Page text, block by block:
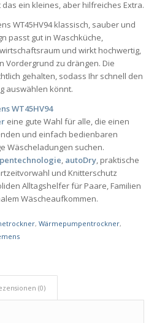
ein kleines, aber hilfreiches Extra.
WT45HV94 klassisch, sauber und
passt gut in Waschküche,
und wirkt hochwertig,
Vordergrund zu drängen. Die
gehalten, sodass Ihr schnell den
auswählen könnt.
WT45HV94
eine gute Wahl für alle, die einen
und einfach bedienbaren
Wäscheladungen suchen.
, autoDry, praktische
und Knitterschutz
Alltagshelfer für Paare, Familien
Wäscheaufkommen.
, Wärmepumpentrockner,
(0)